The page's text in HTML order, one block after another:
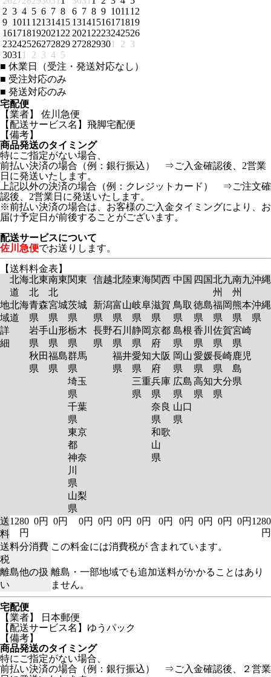
2 3 4 5 6 7 8
9 1011 12131415
161718192021 22
23242526272829
3031 1 2 3 4 5
6 7 8 9 1011 12
13141516171819
2021 2223242526
272829301 2 3
■ 休業日（受注・発送対応なし）
■ 受注対応のみ
■ 発送対応のみ
宅配便
【業者】 佐川急便
【配送サービス名】飛脚宅配便
【備考】
商品発送のタイミング
特にご指定がない場合、
前払い決済の場合（例：銀行振込） ⇒ご入金確認後、2営業
日に発送いたします。
上記以外の決済の場合（例：クレジットカード） ⇒ご注文確
認後、2営業日に発送いたします。
※前払い決済の場合は、お客様のご入金タイミングにより、お
届け予定日が前後することがございます。
配送サービスについて
佐川急便でお送りします。
【送料料金表】
北海
道
北東
北
南東
北
関東 信越北陸東海関西 中国 四国北九
州
南九
州
沖縄
地
域
詳
細
北海
道
青森
県
岩手
県
秋田
県
宮城
県
山形
県
福島
県
茨城
県
栃木
県
群馬
県
埼玉
県
千葉
県
東京
都
神奈
川
県
山梨
県
新潟
県
長野
県
富山
県
石川
県
福井
県
岐阜
県
静岡
県
愛知
県
三重
県
滋賀
県
京都
府
大阪
府
兵庫
県
奈良
県
和歌
山
県
鳥取
県
島根
県
岡山
県
広島
県
山口
県
徳島
県
香川
県
愛媛
県
高知
県
福岡
県
佐賀
県
長崎
県
大分
県
熊本
県
宮崎
県
鹿児
島
県
沖縄
県
送
料
1280
円
0円 0円 0円 0円 0円 0円 0円 0円 0円 0円 0円 1280
円
送料分消費
税
この料金には消費税が 含まれています。
離島他の扱
い
離島・一部地域でも追加送料がかかることはあり
ません。
宅配便
【業者】 日本郵便
【配送サービス名】ゆうパック
【備考】
商品発送のタイミング
特にご指定がない場合、
前払い決済の場合（例：銀行振込） ⇒ご入金確認後、２営業